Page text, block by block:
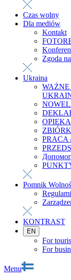
Czas wolny
Dla mediów
Kontakt
Zgoda
Ukraina
Pomnik
KONTRAST
EN
For
For
Menu